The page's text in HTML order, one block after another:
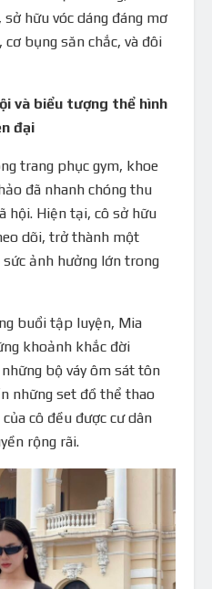
hữu vóc dáng đáng mơ
cơ bụng săn chắc, và đôi
và biểu tượng thể hình
đại
trang phục gym, khoe
đã nhanh chóng thu
hội. Hiện tại, cô sở hữu
dõi, trở thành một
ảnh hưởng lớn trong
buổi tập luyện, Mia
khoảnh khắc đời
bộ váy ôm sát tôn
những set đồ thể thao
cô đều được cư dân
rộng rãi.